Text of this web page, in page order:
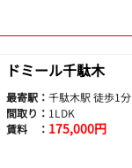
ドミール千駄木
最寄駅： 千駄木駅 徒歩1分
間取り： 1LDK
賃料 ： 175,000円